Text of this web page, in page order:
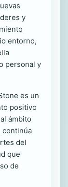
y
entorno,
personal y
es un
positivo
ámbito
continúa
del
que
de